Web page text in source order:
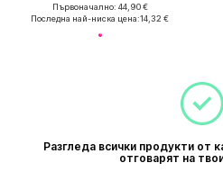
Първоначално: 44,90 €
Последна най-ниска цена:14,32 €
Разгледа всички продукти от
отговарят на